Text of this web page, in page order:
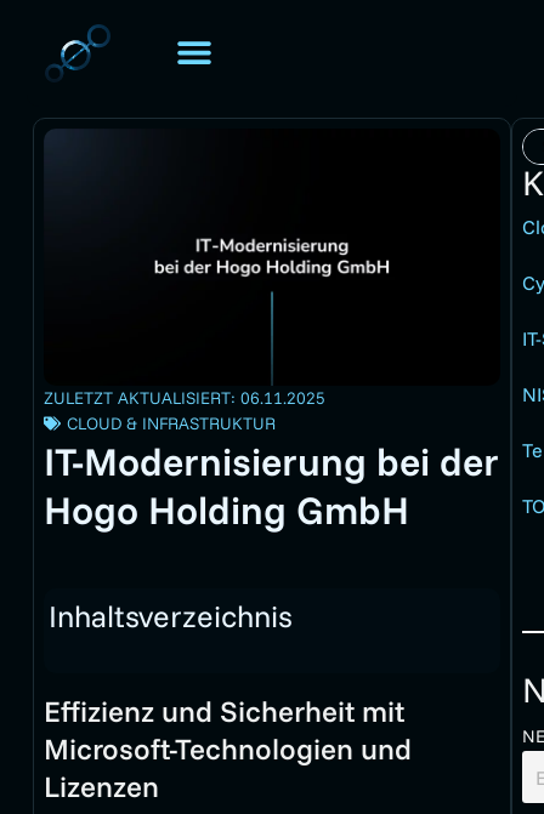
ZULETZT AKTUALISIERT: 06.11.2025
CLOUD & INFRASTRUKTUR
IT-Modernisierung bei der
Hogo Holding GmbH
Inhaltsverzeichnis
Effizienz und Sicherheit mit
Microsoft-Technologien und
Lizenzen